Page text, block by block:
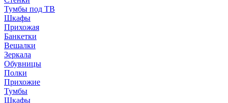
Тумбы под ТВ
Шкафы
Прихожая
Банкетки
Вешалки
Зеркала
Обувницы
Полки
Прихожие
Тумбы
Шкафы